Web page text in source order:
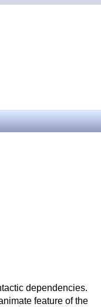
dependencies.
feature of the